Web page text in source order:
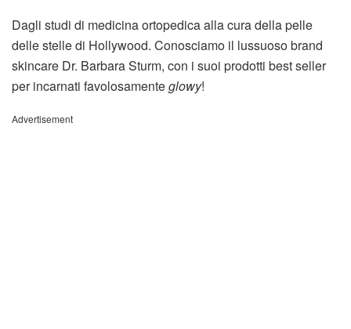
Dagli studi di medicina ortopedica alla cura della pelle
delle stelle di Hollywood. Conosciamo il lussuoso brand
skincare Dr. Barbara Sturm, con i suoi prodotti best seller
per incarnati favolosamenteglowy!
Advertisement